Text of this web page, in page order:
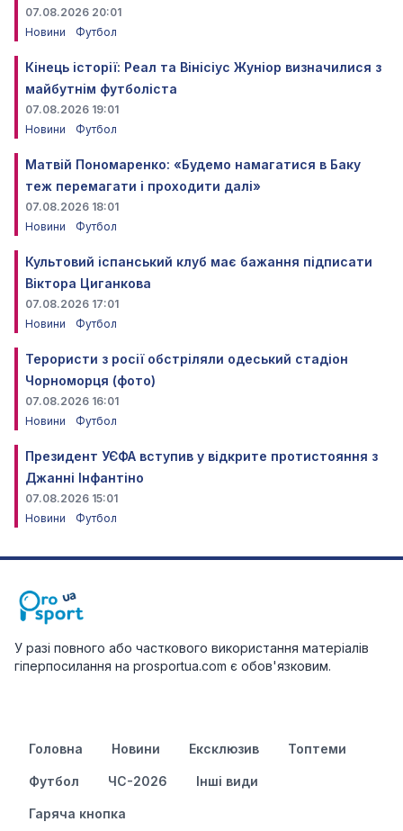
07.08.2026 20:01
Новини
Футбол
Кінець історії: Реал та Вінісіус Жуніор визначилися з
майбутнім футболіста
07.08.2026 19:01
Новини
Футбол
Матвій Пономаренко: «Будемо намагатися в Баку
теж перемагати і проходити далі»
07.08.2026 18:01
Новини
Футбол
Культовий іспанський клуб має бажання підписати
Віктора Циганкова
07.08.2026 17:01
Новини
Футбол
Терористи з росії обстріляли одеський стадіон
Чорноморця (фото)
07.08.2026 16:01
Новини
Футбол
Президент УЄФА вступив у відкрите протистояння з
Джанні Інфантіно
07.08.2026 15:01
Новини
Футбол
У разі повного або часткового використання матеріалів
гіперпосилання на prosportua.com є обов'язковим.
Головна Новини Ексклюзив Топтеми
Футбол ЧС-2026 Інші види
Гаряча кнопка